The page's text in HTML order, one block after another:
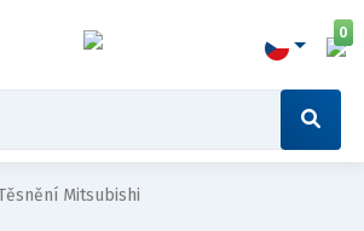
0
Mitsubishi